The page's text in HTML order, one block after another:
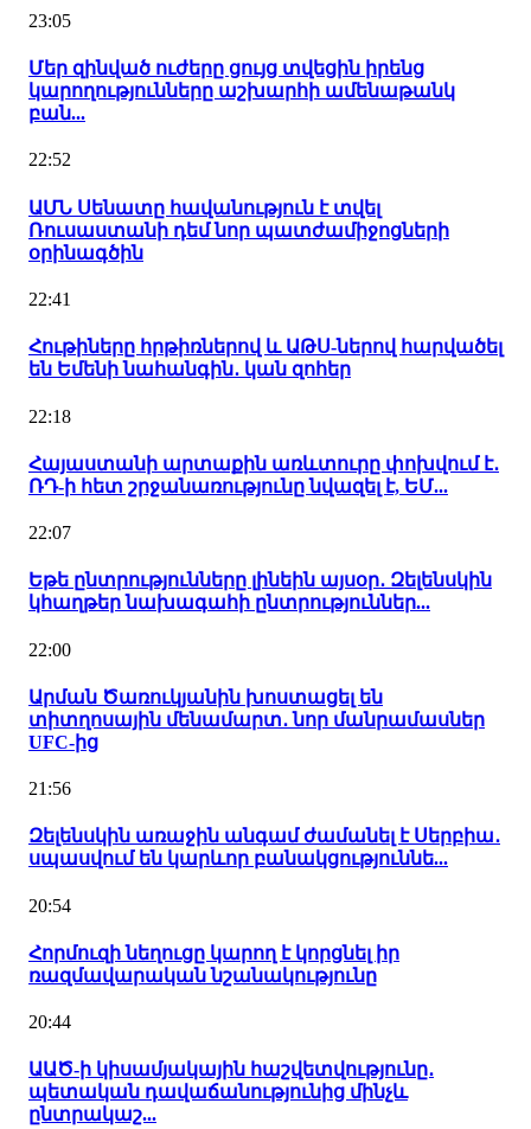
23:05
Մեր զինված ուժերը ցույց տվեցին իրենց
կարողությունները աշխարհի ամենաթանկ
բան...
22:52
ԱՄՆ Սենատը հավանություն է տվել
Ռուսաստանի դեմ նոր պատժամիջոցների
օրինագծին
22:41
Հութիները հրթիռներով և ԱԹՍ-ներով հարվածել
են Եմենի նահանգին․ կան զոհեր
22:18
Հայաստանի արտաքին առևտուրը փոխվում է․
ՌԴ-ի հետ շրջանառությունը նվազել է, ԵՄ...
22:07
Եթե ընտրությունները լինեին այսօր․ Զելենսկին
կհաղթեր նախագահի ընտրություններ...
22:00
Արման Ծառուկյանին խոստացել են
տիտղոսային մենամարտ․ նոր մանրամասներ
UFC-ից
21:56
Զելենսկին առաջին անգամ ժամանել է Սերբիա․
սպասվում են կարևոր բանակցություննե...
20:54
Հորմուզի նեղուցը կարող է կորցնել իր
ռազմավարական նշանակությունը
20:44
ԱԱԾ-ի կիսամյակային հաշվետվությունը․
պետական դավաճանությունից մինչև
ընտրակաշ...